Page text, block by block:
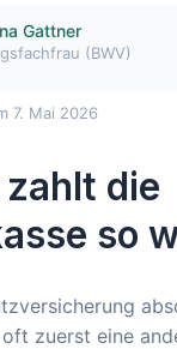
Gattner
(BWV)
7. Mai 2026
zahlt die
so
zuerst eine